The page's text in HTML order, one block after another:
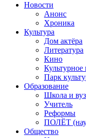
Новости
Анонс
Хроника
Культура
Дом актёра
Литература
Кино
Культурное
Парк
Образование
Школа и вуз
Учитель
Реформы
ПОЛЁТ
Общество